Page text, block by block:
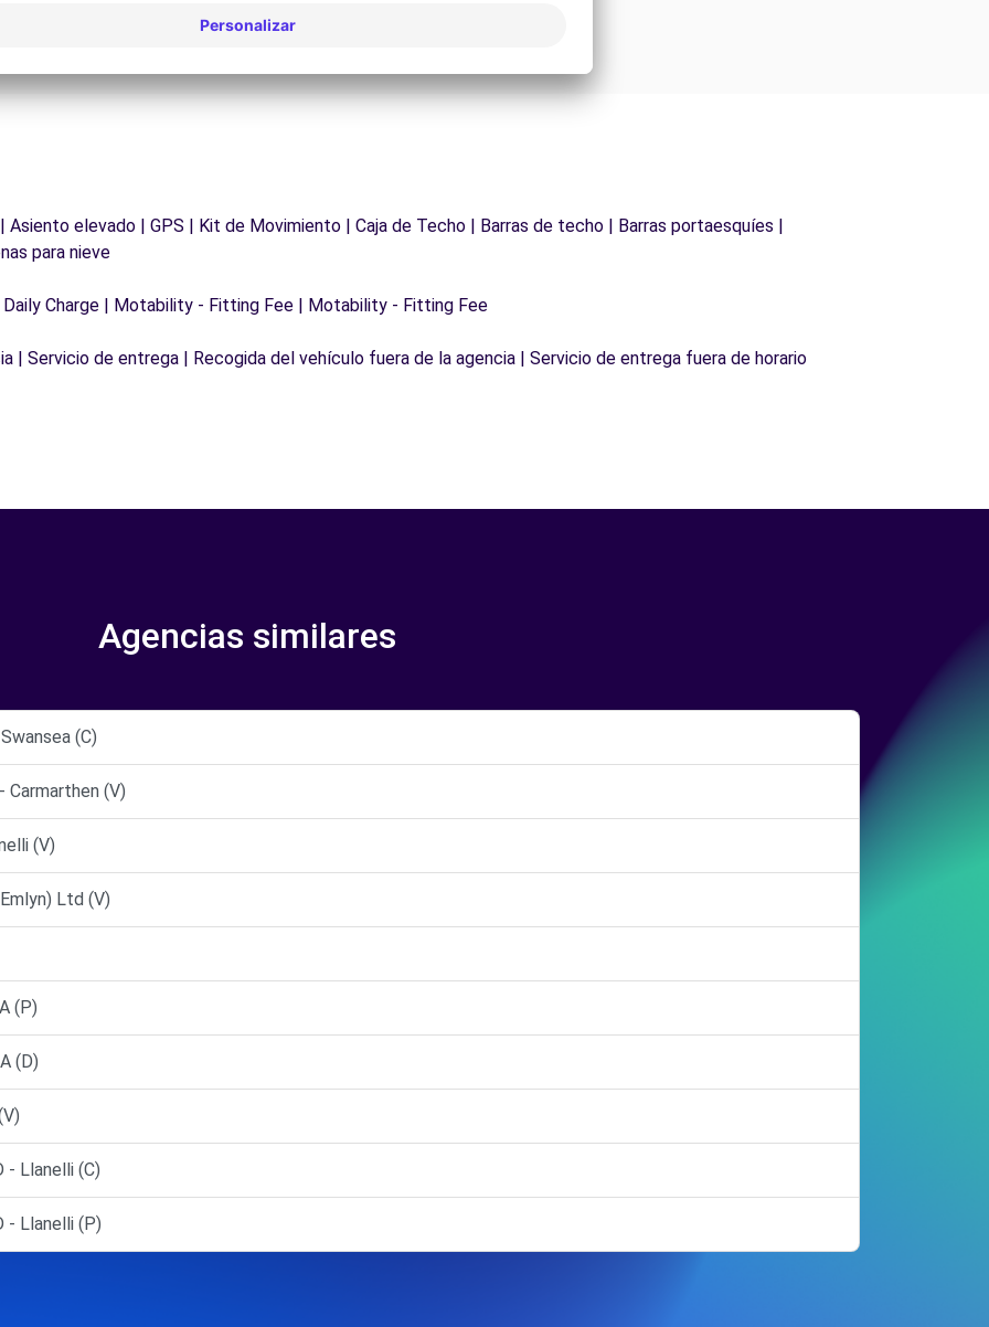
elevado | GPS | Kit de Movimiento | Caja de Techo | Barras de techo | Barras portaesquíes |
para nieve
Charge | Motability - Fitting Fee | Motability - Fitting Fee
| Servicio de entrega | Recogida del vehículo fuera de la agencia | Servicio de entrega fuera de horario
Agencias similares
(C)
Carmarthen (V)
(V)
Ltd (V)
(P)
(D)
- Llanelli (C)
- Llanelli (P)